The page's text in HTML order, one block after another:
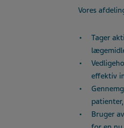
Vores
Tager
effektiv
Bruger